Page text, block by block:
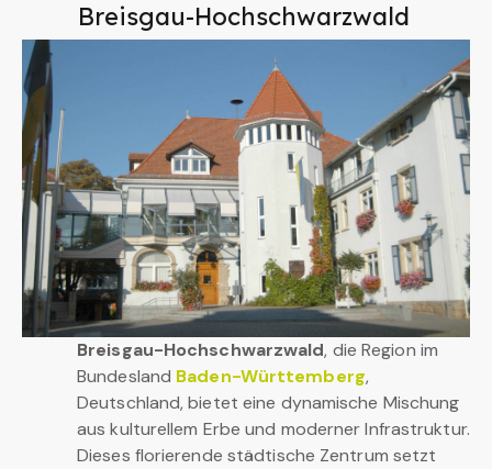
Breisgau-Hochschwarzwald
Breisgau-Hochschwarzwald, die Region im
Bundesland Baden-Württemberg,
Deutschland, bietet eine dynamische Mischung
aus kulturellem Erbe und moderner Infrastruktur.
Dieses florierende städtische Zentrum setzt